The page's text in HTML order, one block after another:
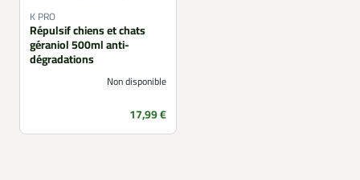
K PRO
Répulsif chiens et chats
géraniol 500ml anti-
dégradations
Non disponible
Prix
17,99 €